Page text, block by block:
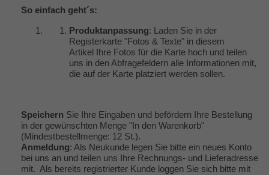
So einfach geht´s:
Produktanpassung: Laden Sie in der
Registerkarte "Fotos & Texte" in diesem
Artikel Ihre Fotos für die Karte hoch und teilen
uns in den Abfragefeldern alle Informationen mit,
die auf der Karte platziert werden sollen.
Speichern Sie Ihre Eingaben und befördern Ihre Bestellung
in der gewünschten Menge "In den Warenkorb"
(Mindestbestellmenge: 12 St.).
Anmeldung: Als Neukunde legen Sie bitte ein neues Konto
bei uns an und teilen uns Ihre Rechnungs- und Lieferadresse
mit. Als bereits registrierter Kunde loggen Sie sich bitte mit